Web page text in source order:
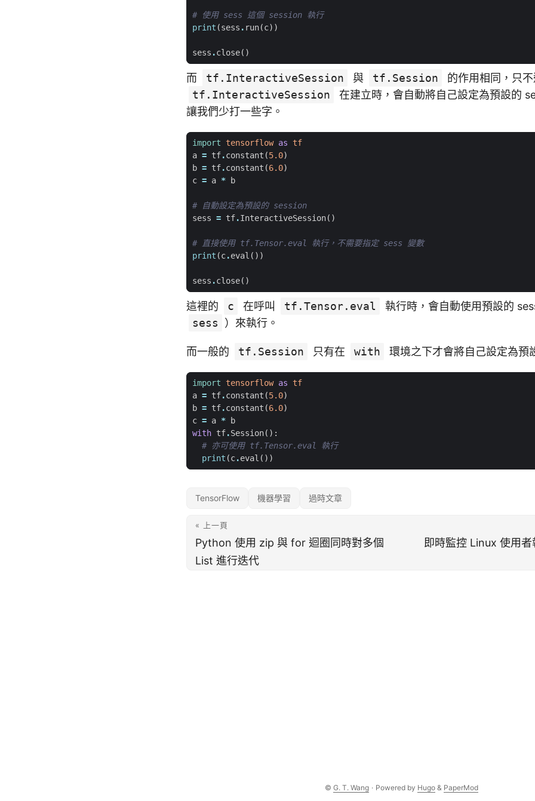
# 使用 sess 這個 session 執行
print (sess . run(c))
sess .close()
而 tf.InteractiveSession 與 tf.Session
的作用相同，只不
tf.InteractiveSession
在建立時，會自動將自己設定為預設的
讓我們少打一些字。
import tensorflow as
tf
a = tf.constant (5.0)
b = tf.constant (6.0)
c = a * b
# 自動設定為預設的 session
sess = tf.InteractiveSession()
# 直接使用 tf.Tensor.eval 執行，不需要指定 sess 變數
print (c.eval ())
sess .close()
這裡的 c 在呼叫 tf.Tensor.eval
執行時，會自動使用預設的
sess
）來執行。
而一般的 tf.Session 只有在 with 環境之下才會將自己設定為預
import tensorflow as
tf
a = tf.constant (5.0)
b = tf.constant (6.0)
c = a *
b
with tf.Session():
# 亦可使用 tf.Tensor.eval 執行
print (c.eval ())
TensorFlow 機器學習 過時文章
« 上一頁
Python 使用 zip 與 for 迴圈同時對多個
List 進行迭代
即時監控 Linux 使用
© G. T. Wang · Powered by Hugo& PaperMod